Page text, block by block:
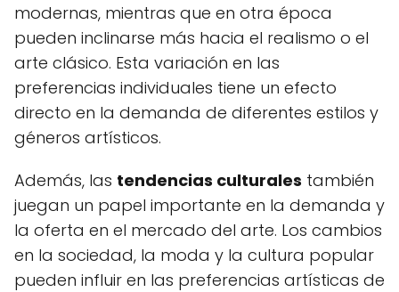
modernas, mientras que en otra época
pueden inclinarse más hacia el realismo o el
arte clásico. Esta variación en las
preferencias individuales tiene un efecto
directo en la demanda de diferentes estilos y
géneros artísticos.
Además, las tendencias culturales también
juegan un papel importante en la demanda y
la oferta en el mercado del arte. Los cambios
en la sociedad, la moda y la cultura popular
pueden influir en las preferencias artísticas de